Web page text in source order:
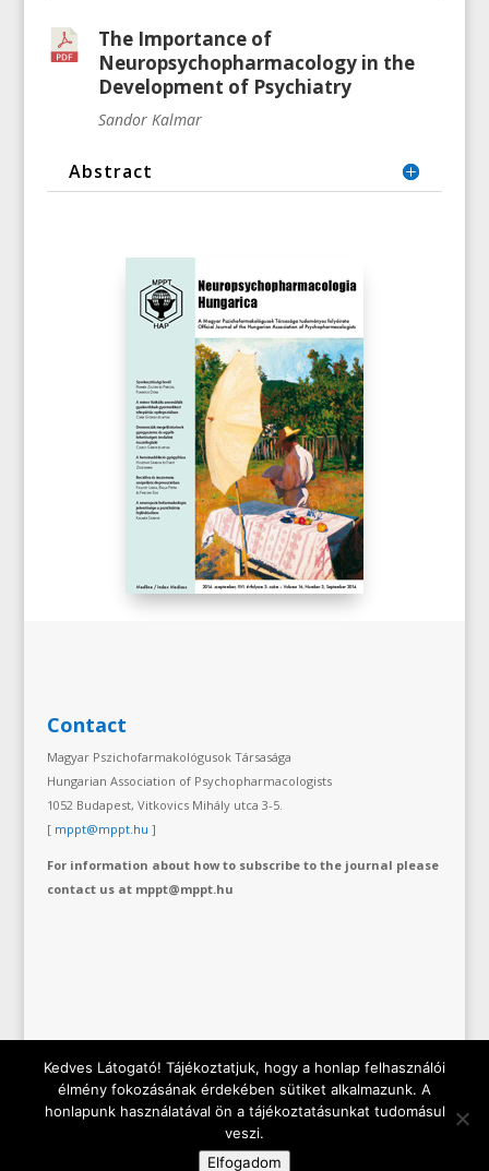
The Importance of
Neuropsychopharmacology in the
Development of Psychiatry
Sandor Kalmar
Abstract
Contact
Magyar Pszichofarmakológusok Társasága
Hungarian Association of Psychopharmacologists
1052 Budapest, Vitkovics Mihály utca 3-5.
[ mppt@mppt.hu ]
For information about how to subscribe to the journal please
contact us at mppt@mppt.hu
Copyright © 2019 Hungarian Association of
Psychopharmacologist | All rights reserved.
tájékoztató
Kedves Látogató! Tájékoztatjuk, hogy a honlap felhasználói
élmény fokozásának érdekében sütiket alkalmazunk. A
honlapunk használatával ön a tájékoztatásunkat tudomásul
veszi.
Elfogadom